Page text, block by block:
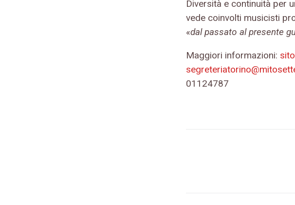
Diversità e continuità per
vede coinvolti musicisti
«dal passato al presente
Maggiori informazioni: sito
01124787